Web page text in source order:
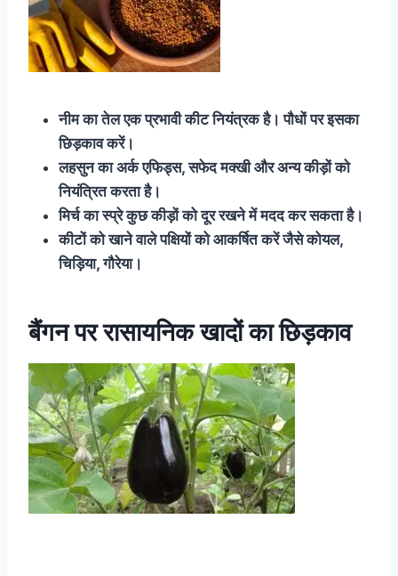
नीम का तेल एक प्रभावी कीट नियंत्रक है। पौधों पर इसका
छिड़काव करें।
लहसुन का अर्क एफिड्स, सफेद मक्खी और अन्य कीड़ों को
नियंत्रित करता है।
मिर्च का स्प्रे कुछ कीड़ों को दूर रखने में मदद कर सकता है।
कीटों को खाने वाले पक्षियों को आकर्षित करें जैसे कोयल,
चिड़िया, गौरेया।
बैंगन पर रासायनिक खादों का छिड़काव